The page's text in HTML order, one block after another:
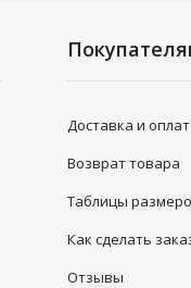
Доставка и
Возврат товара
Таблицы
Как сделать
Отзывы